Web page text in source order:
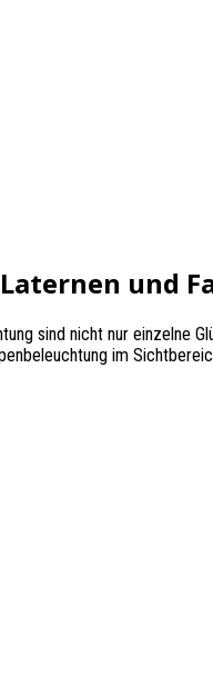
und
sind nicht nur einzelne
im